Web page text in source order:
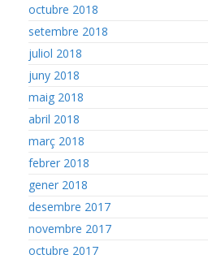
octubre 2018
setembre 2018
juliol 2018
juny 2018
maig 2018
abril 2018
març 2018
febrer 2018
gener 2018
desembre 2017
novembre 2017
octubre 2017